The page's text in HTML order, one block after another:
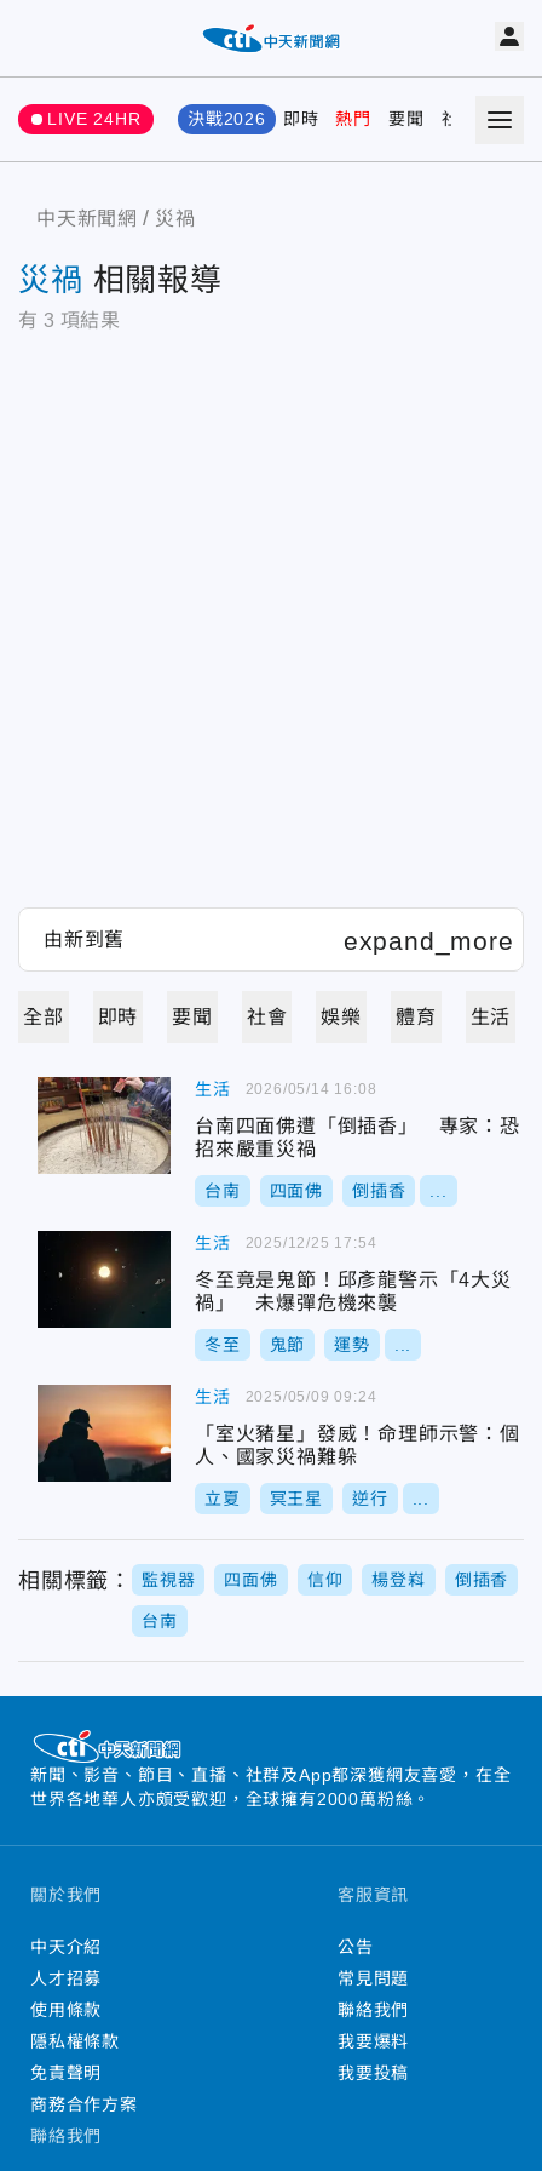
LIVE 24HR 決戰2026 即時 熱門 要聞 社會 娛樂
中天新聞網 災禍
災禍 相關報導
有 3 項結果
全部 即時 要聞 社會 娛樂 體育 生活
生活
台南四面佛遭「倒插香」 專家：恐
招來嚴重災禍
台南 四面佛 倒插香
2026/05/14 16:08
生活
冬至竟是鬼節！邱彥龍警示「4大災
禍」 未爆彈危機來襲
冬至 鬼節 運勢
2025/12/25 17:54
生活
「室火豬星」發威！命理師示警：個
人、國家災禍難躲
立夏 冥王星 逆行
2025/05/09 09:24
相關標籤： 監視器 四面佛 信仰 楊登嵙 倒插香
台南
新聞、影音、節目、直播、社群及App都深獲網友喜愛，在全
世界各地華人亦頗受歡迎，全球擁有2000萬粉絲。
關於我們
中天介紹
人才招募
使用條款
隱私權條款
免責聲明
商務合作方案
客服資訊
公告
常見問題
聯絡我們
我要爆料
我要投稿
聯絡我們